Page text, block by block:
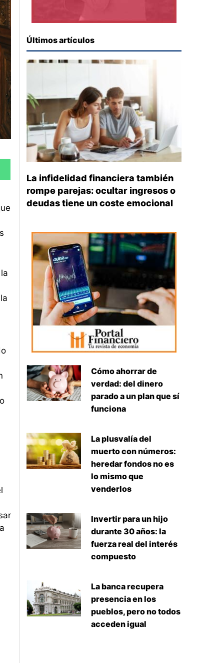
Últimos artículos
La infidelidad financiera también
rompe parejas: ocultar ingresos o
deudas tiene un coste emocional
Cómo ahorrar de
verdad: del dinero
parado a un plan que sí
funciona
La plusvalía del
muerto con números:
heredar fondos no es
lo mismo que
venderlos
Invertir para un hijo
durante 30 años: la
fuerza real del interés
compuesto
La banca recupera
presencia en los
pueblos, pero no todos
acceden igual